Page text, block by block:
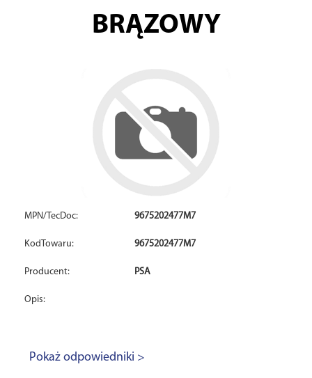
BRĄZOWY
MPN/TecDoc: 9675202477M7
KodTowaru: 9675202477M7
Producent: PSA
Opis:
Pokaż odpowiedniki >